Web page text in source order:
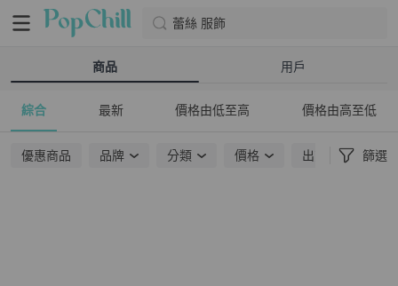
蕾絲 服飾
商品 用戶
綜合 最新 價格由低至高 價格由高至低
優惠商品 品牌 分類 價格 出貨地點 篩選